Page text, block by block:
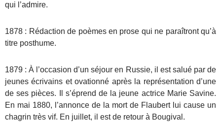
qui l’admire.
1878 : Rédaction de poèmes en prose qui ne paraîtront qu’à
titre posthume.
1879 : À l’occasion d’un séjour en Russie, il est salué par de
jeunes écrivains et ovationné après la représentation d’une
de ses pièces. Il s’éprend de la jeune actrice Marie Savine.
En mai 1880, l’annonce de la mort de Flaubert lui cause un
chagrin très vif. En juillet, il est de retour à Bougival.